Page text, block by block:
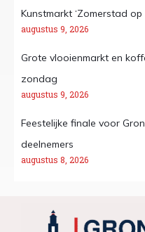
Kunstmarkt ‘Zomerstad
augustus 9, 2026
Grote vlooienmarkt en
zondag
augustus 9, 2026
Feestelijke finale voor
deelnemers
augustus 8, 2026